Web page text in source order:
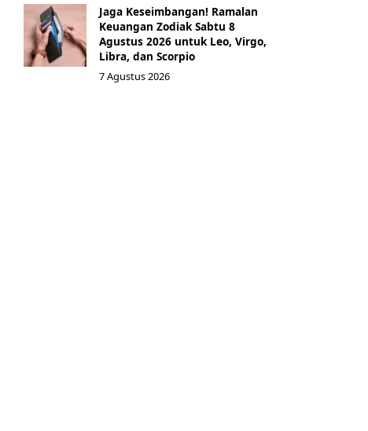
Jaga Keseimbangan! Ramalan
Keuangan Zodiak Sabtu 8
Agustus 2026 untuk Leo, Virgo,
Libra, dan Scorpio
7 Agustus 2026